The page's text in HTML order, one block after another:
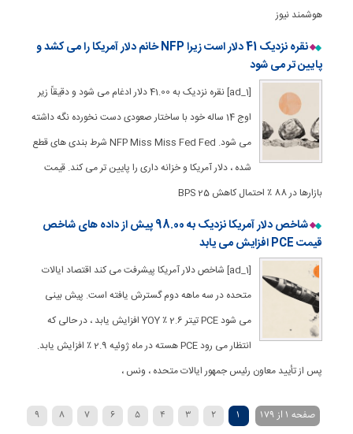
هوشمند نیوز
نقره نزدیک 41 دلار است زیرا NFP خانم دلار آمریکا را می کشد و
پایین تر می شود
[ad_1] نقره نزدیک به 41.00 دلار ادغام می شود و دقیقاً زیر
اوج 14 ساله خود با ساختار صعودی دست نخورده نگه داشته
می شود. NFP Miss Miss Fed Fed شرط بندی های قطع
شده ، دلار آمریکا و خزانه داری را پایین تر می کند. قیمت
بازارها در 88 ٪ احتمال کاهش 25 BPS
شاخص دلار آمریکا نزدیک به 98.00 پیش از داده های شاخص
قیمت PCE افزایش می یابد
[ad_1] شاخص دلار آمریکا پیشرفت می کند اقتصاد ایالات
متحده در سه ماهه دوم گسترش یافته است. پیش بینی
می شود PCE تیتر 2.6 ٪ YOY افزایش یابد ، در حالی که
انتظار می رود PCE هسته در ماه ژوئیه 2.9 ٪ افزایش یابد.
پس از تأیید معاون رئیس جمهور ایالات متحده ، ونس ،
صفحه 1 از 179 1
2
3
4
5
6
7
8
9